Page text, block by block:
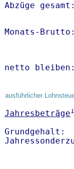
Abzüge
netto
ausführlicher
Jahresbeträge1